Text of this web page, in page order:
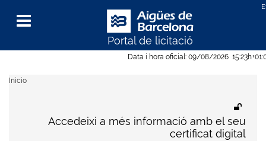
Data i hora oficial: 09/08/2026 15:23h
Portal de licitació
Menu
Accedeixi a més informació amb el seu
certificat digital
Inicio